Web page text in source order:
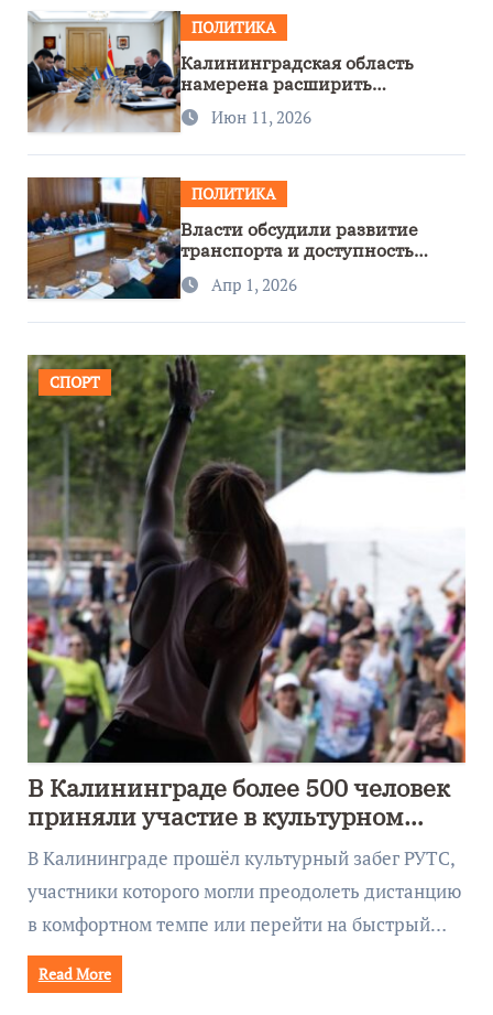
ПОЛИТИКА
Калининградская область
намерена расширить
сотрудничество с Узбекистаном
Июн 11, 2026
ПОЛИТИКА
Власти обсудили развитие
транспорта и доступность
региона
Апр 1, 2026
СПОРТ
В Калининграде более 500 человек
приняли участие в культурном
забеге
В Калининграде прошёл культурный забег РУТС,
участники которого могли преодолеть дистанцию
в комфортном темпе или перейти на быстрый…
Read More